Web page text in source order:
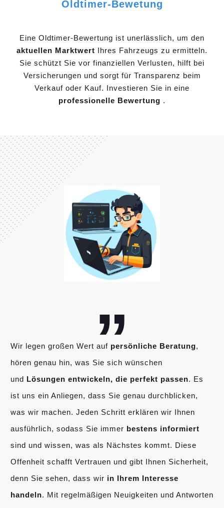
Oldtimer-Bewetung
Eine Oldtimer-Bewertung ist unerlässlich, um den
aktuellen Marktwert Ihres Fahrzeugs zu ermitteln.
Sie schützt Sie vor finanziellen Verlusten, hilft bei
Versicherungen und sorgt für Transparenz beim
Verkauf oder Kauf. Investieren Sie in eine
professionelle Bewertung .
„
Wir legen großen Wert auf persönliche Beratung,
hören genau hin, was Sie sich wünschen
und Lösungen entwickeln, die perfekt passen. Es
ist uns ein Anliegen, dass Sie genau durchblicken,
was wir machen. Jeden Schritt erklären wir Ihnen
ausführlich, sodass Sie immer bestens informiert
sind und wissen, was als Nächstes kommt. Diese
Offenheit schafft Vertrauen und gibt Ihnen Sicherheit,
denn Sie sehen, dass wir in Ihrem Interesse
handeln. Mit regelmäßigen Neuigkeiten und Antworten